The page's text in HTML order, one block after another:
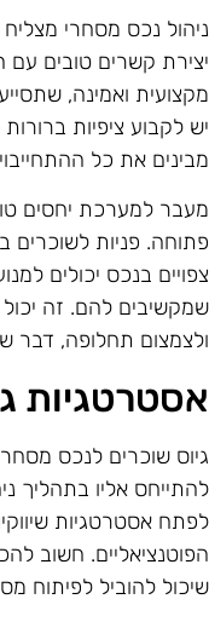
נכס מסחרי
קשרים טובים עם
ואמינה,
לקבוע ציפיות
את כל
למערכת יחסים
פניות לשוכרים
בנכס יכולים
להם. זה יכול
תחלופה, דבר
שוכרים לנכס
אליו בתהליך
אסטרטגיות
חשוב
להוביל לפיתוח